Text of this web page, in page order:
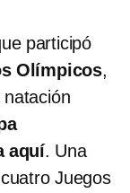
participó
Olímpicos,
natación
aquí. Una
Juegos